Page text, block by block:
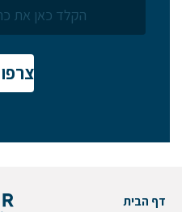
דף הבית
אם
סימן
השאירו לנו